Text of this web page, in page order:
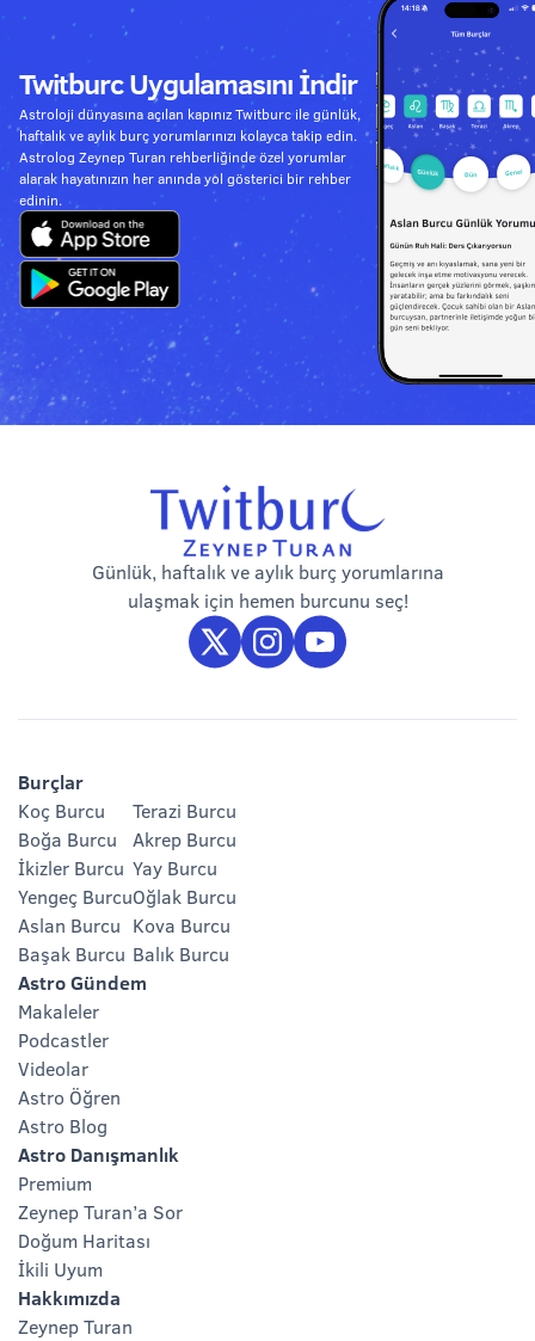
Twitburc Uygulamasını İndir
Astroloji dünyasına açılan kapınız Twitburc ile günlük,
haftalık ve aylık burç yorumlarınızı kolayca takip edin.
Astrolog Zeynep Turan rehberliğinde özel yorumlar
alarak hayatınızın her anında yol gösterici bir rehber
edinin.
Günlük, haftalık ve aylık burç yorumlarına
ulaşmak için hemen burcunu seç!
Burçlar
Koç Burcu
Boğa Burcu
İkizler Burcu
Yengeç Burcu
Aslan Burcu
Başak Burcu
Terazi Burcu
Akrep Burcu
Yay Burcu
Oğlak Burcu
Kova Burcu
Balık Burcu
Astro Gündem
Makaleler
Podcastler
Videolar
Astro Öğren
Astro Blog
Astro Danışmanlık
Premium
Zeynep Turan’a Sor
Doğum Haritası
İkili Uyum
Hakkımızda
Zeynep Turan